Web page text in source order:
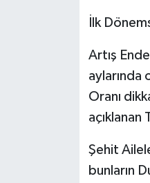
İlk
Artış
aylarında
Oranı
açıklanan
Şehit
bunların